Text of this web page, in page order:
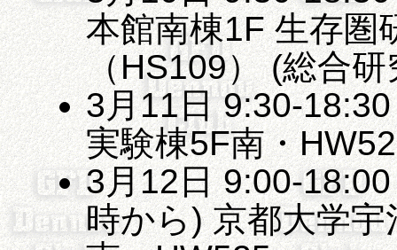
本館南棟1F 生存圏
（HS109） (総合
3月11日 9:30-
実験棟5F南・
3月12日 9:00-
時から) 京都大学